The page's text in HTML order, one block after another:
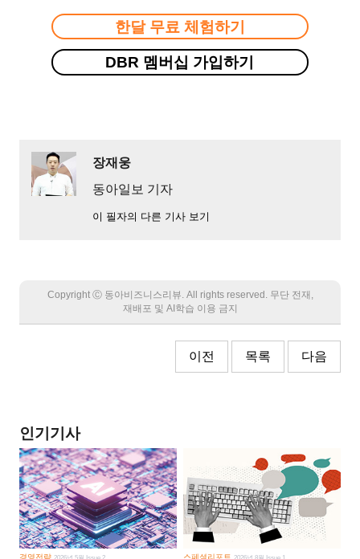
한달 무료 체험하기
DBR 멤버십 가입하기
장재웅
동아일보 기자
이 필자의 다른 기사 보기
Copyright Ⓒ 동아비즈니스리뷰. All rights reserved. 무단 전재,
재배포 및 AI학습 이용 금지
이전 목록 다음
인기기사
경영전략 스페셜리포트